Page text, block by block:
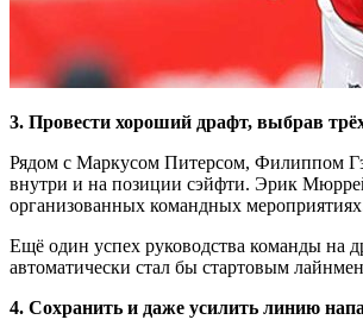
3. Провести хороший драфт, выбрав
Рядом с Маркусом Питерсом, Филиппом
внутри и на позиции сэйфти. Эрик
организованных командных
Ещё один успех руководства команды на
автоматически стал бы стартовым
4. Сохранить и даже усилить линию